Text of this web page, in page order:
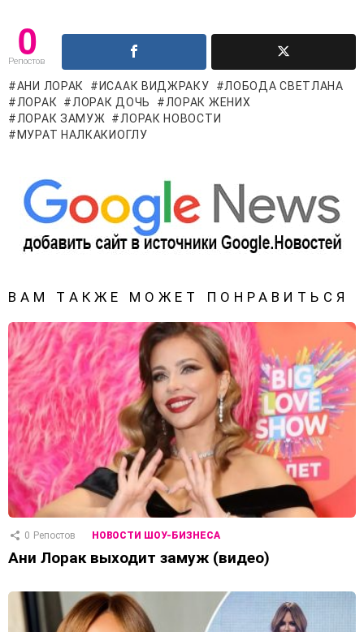
0
Репостов
АНИ ЛОРАК ИСААК ВИДЖРАКУ
ЛОБОДА СВЕТЛАНА
ЛОРАК
ЛОРАК ДОЧЬ
ЛОРАК ЖЕНИХ
ЛОРАК ЗАМУЖ
ЛОРАК НОВОСТИ
МУРАТ НАЛКАКИОГЛУ
ВАМ ТАКЖЕ МОЖЕТ ПОНРАВИТЬСЯ
0 Репостов НОВОСТИ ШОУ-БИЗНЕСА
Ани Лорак выходит замуж (видео)